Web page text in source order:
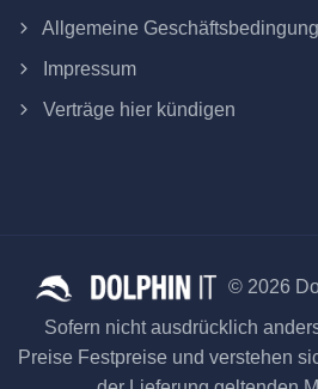
Allgemeine
Impressum
Verträge hier kündigen
© 2026
Sofern nicht ausdrücklich
Preise Festpreise und verstehen